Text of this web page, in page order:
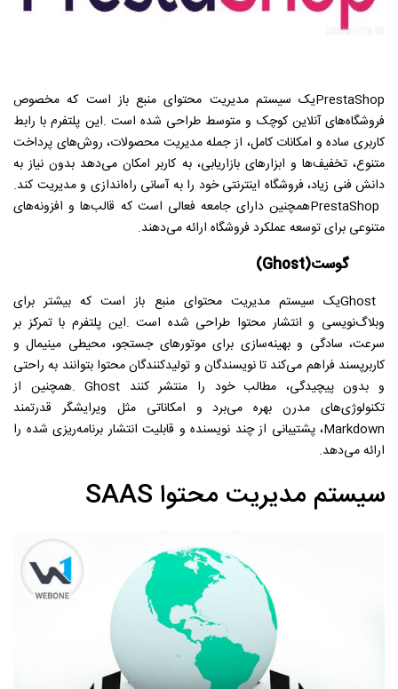
PrestaShopیک سیستم مدیریت محتوای منبع باز است که مخصوص
فروشگاه‌های آنلاین کوچک و متوسط طراحی شده است .این پلتفرم با رابط
کاربری ساده و امکانات کامل، از جمله مدیریت محصولات، روش‌های پرداخت
متنوع، تخفیف‌ها و ابزارهای بازاریابی، به کاربر امکان می‌دهد بدون نیاز به
دانش فنی زیاد، فروشگاه اینترنتی خود را به آسانی راه‌اندازی و مدیریت کند.
PrestaShopهمچنین دارای جامعه فعالی است که قالب‌ها و افزونه‌های
متنوعی برای توسعه عملکرد فروشگاه ارائه می‌دهند.
گوست(Ghost)
Ghostیک سیستم مدیریت محتوای منبع باز است که بیشتر برای
وبلاگ‌نویسی و انتشار محتوا طراحی شده است.این پلتفرم با تمرکز بر
سرعت، سادگی و بهینه‌سازی برای موتورهای جستجو، محیطی مینیمال و
کاربرپسند فراهم می‌کند تا نویسندگان و تولیدکنندگان محتوا بتوانند به راحتی
و بدون پیچیدگی، مطالب خود را منتشر کنند . Ghostهمچنین از
تکنولوژی‌های مدرن بهره می‌برد و امکاناتی مثل ویرایشگر قدرتمند
Markdown، پشتیبانی از چند نویسنده و قابلیت انتشار برنامه‌ریزی شده را
ارائه می‌دهد.
سیستم مدیریت محتوا SAAS